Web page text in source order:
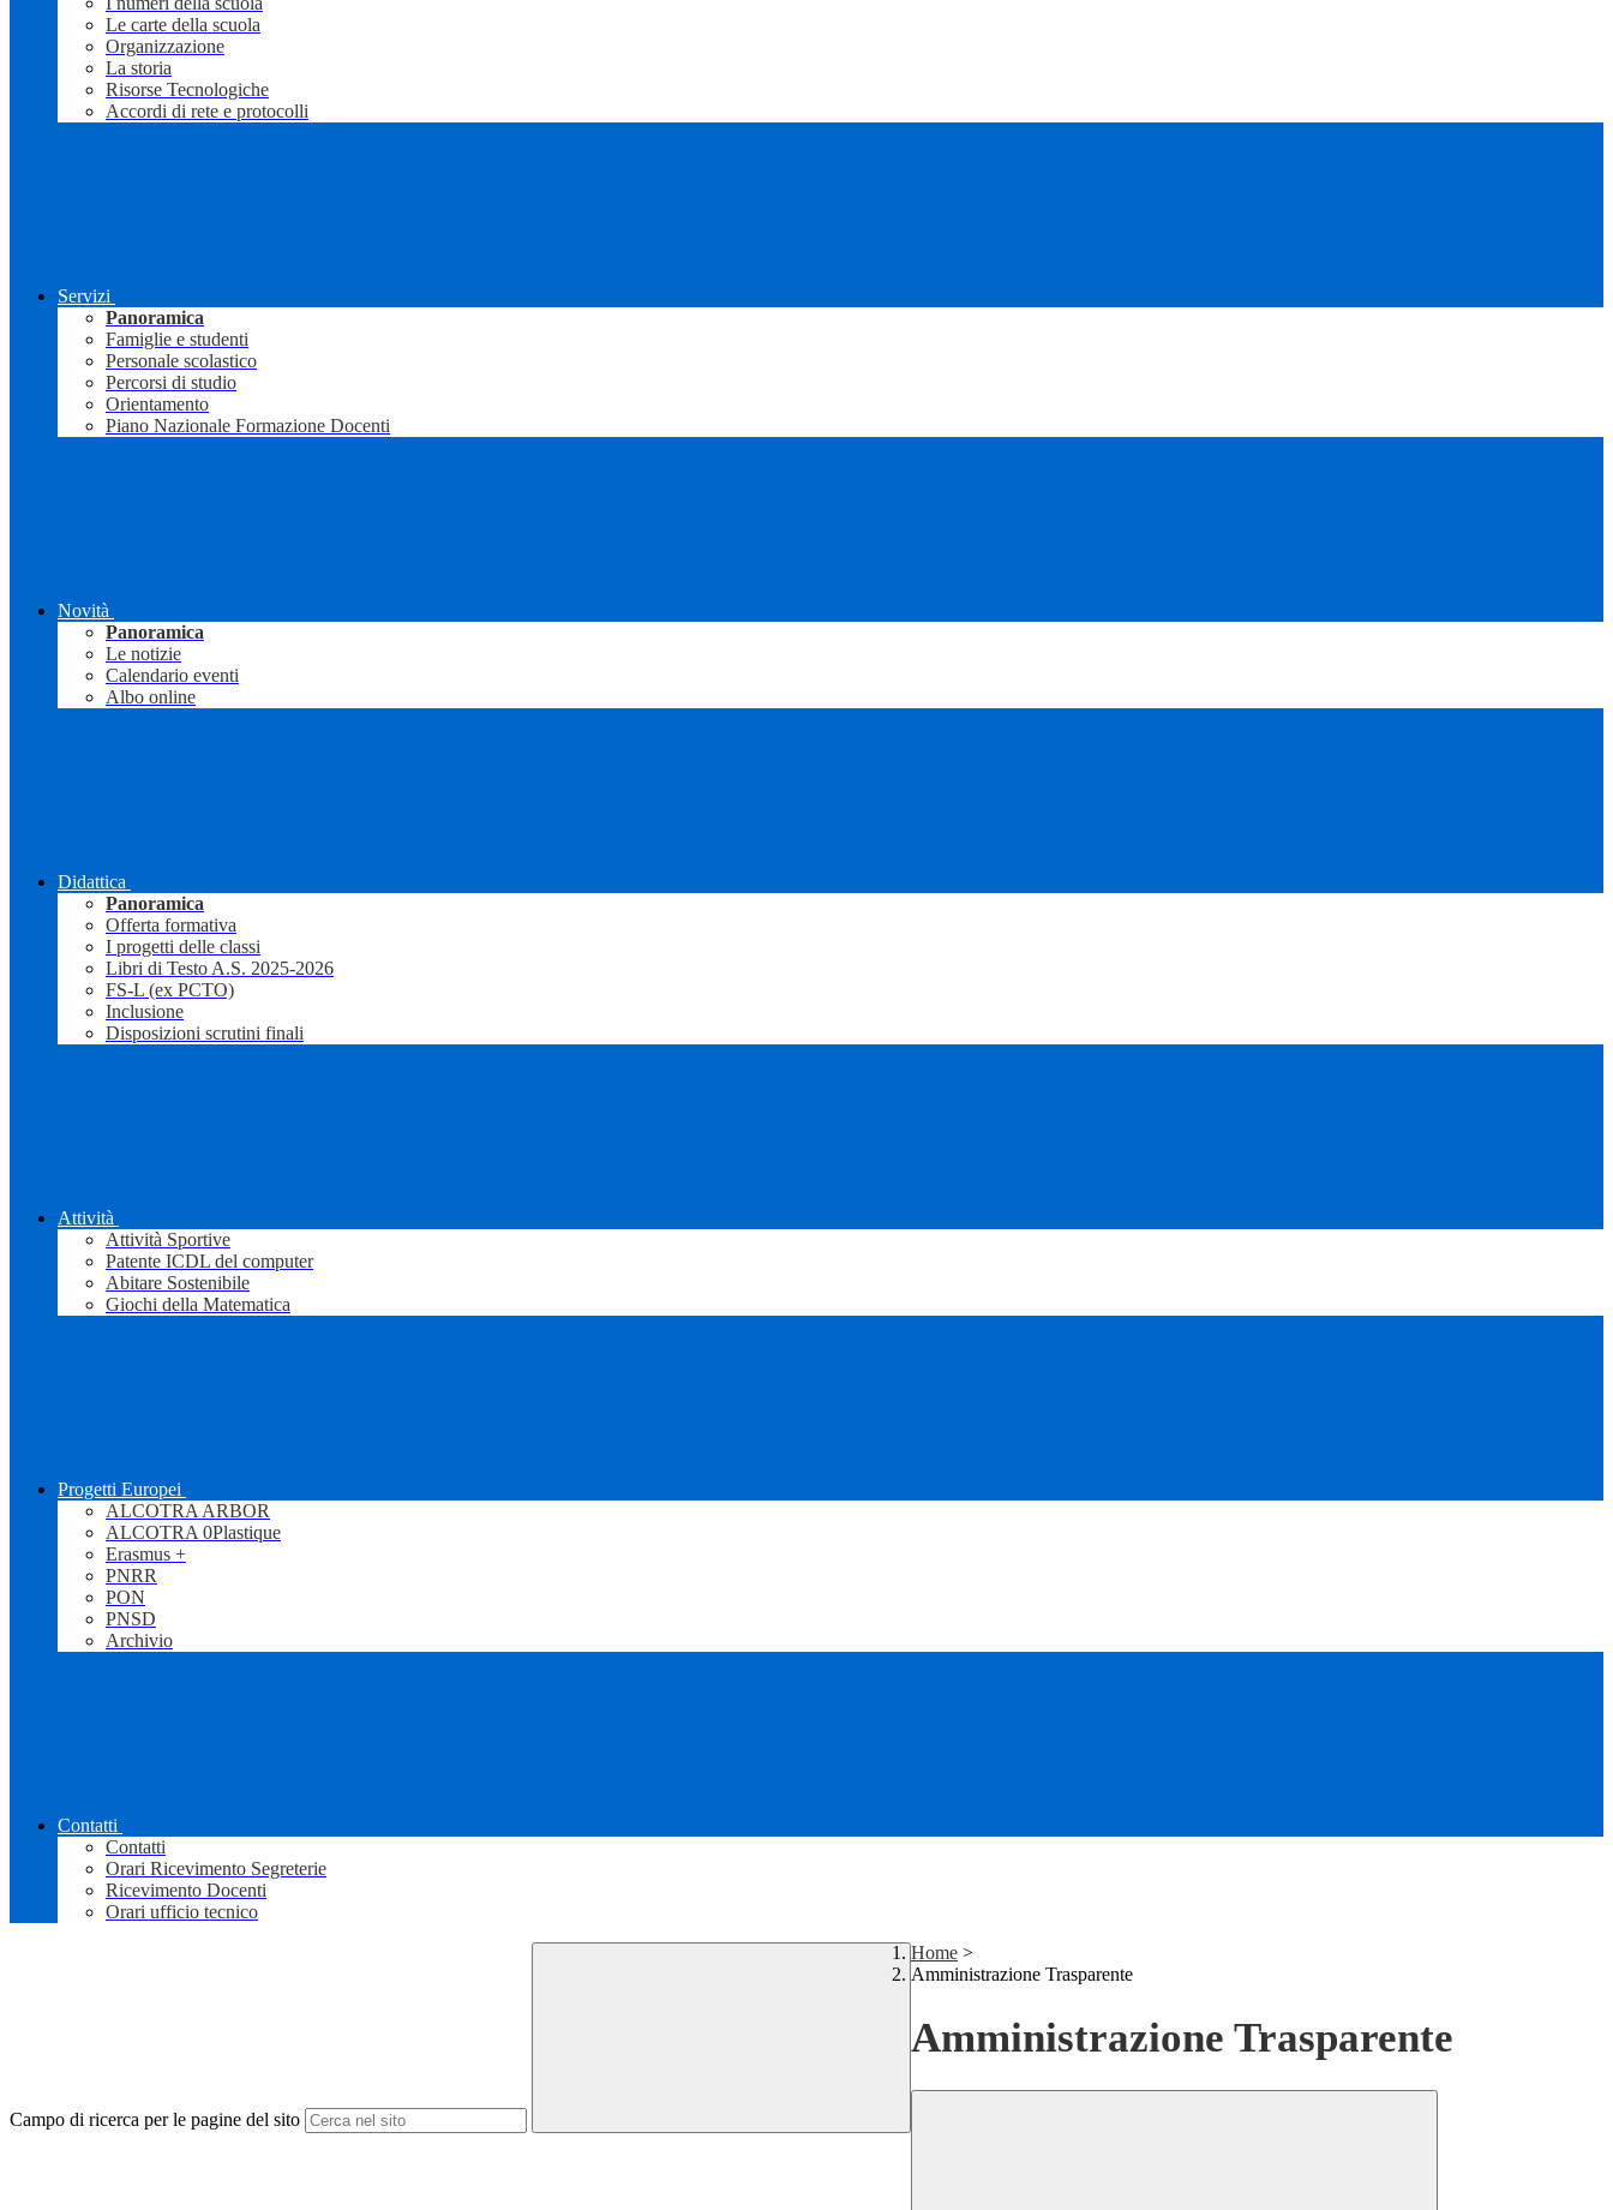
Le carte della scuola
Organizzazione
La storia
Risorse Tecnologiche
Accordi di rete e protocolli
Servizi
Panoramica
Famiglie e studenti
Personale scolastico
Percorsi di studio
Orientamento
Piano Nazionale Formazione Docenti
Novità
Panoramica
Le notizie
Calendario eventi
Albo online
Didattica
Panoramica
Offerta formativa
I progetti delle classi
Libri di Testo A.S. 2025-2026
FS-L (ex PCTO)
Inclusione
Disposizioni scrutini finali
Attività
Attività Sportive
Patente ICDL del computer
Abitare Sostenibile
Giochi della Matematica
Progetti Europei
ALCOTRA ARBOR
ALCOTRA 0Plastique
Erasmus +
PNRR
PON
PNSD
Archivio
Contatti
Contatti
Orari Ricevimento Segreterie
Ricevimento Docenti
Orari ufficio tecnico
Campo di ricerca per le pagine del sito
Home >
Amministrazione Trasparente
Amministrazione Trasparente